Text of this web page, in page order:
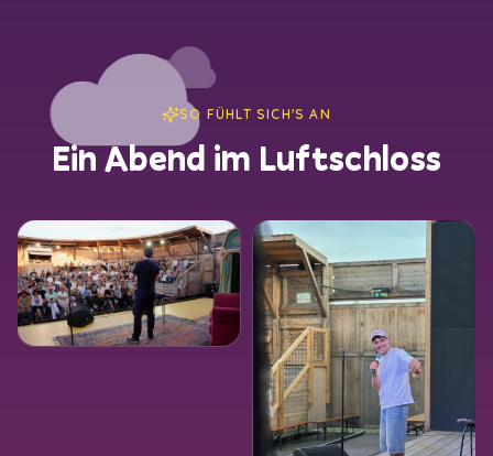
SO FÜHLT SICH'S AN
Ein Abend im Luftschloss